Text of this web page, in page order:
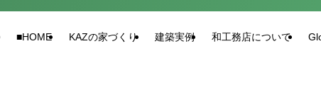
■HOME KAZの家づくり 建築実例 和工務店について